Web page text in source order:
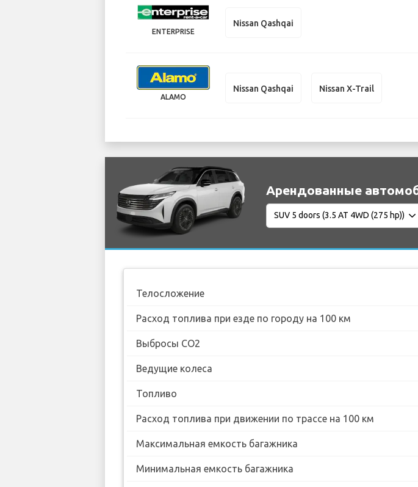
ENTERPRISE
Nissan Qashqai
ALAMO
Nissan Qashqai Nissan X-Trail
Арендованные
Телосложение
Расход топлива при езде по городу на 100 км
Выбросы CO2
Ведущие колеса
Топливо
Расход топлива при движении по трассе на 100 км
Максимальная емкость багажника
Минимальная емкость багажника